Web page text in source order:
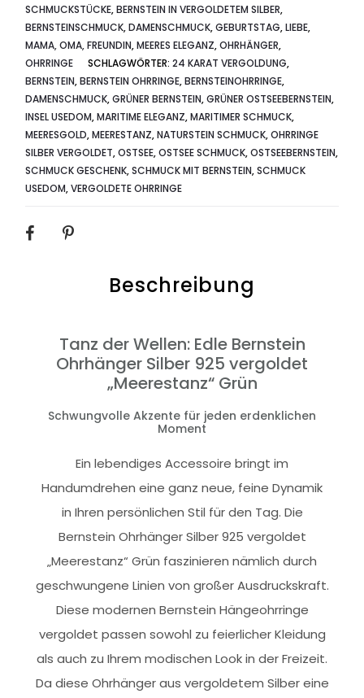
SCHMUCKSTÜCKE,BERNSTEIN IN VERGOLDETEM SILBER,
BERNSTEINSCHMUCK,DAMENSCHMUCK,GEBURTSTAG,LIEBE,
MAMA, OMA, FREUNDIN,MEERES ELEGANZ,OHRHÄNGER,
OHRRINGE
SCHLAGWÖRTER:24 KARAT VERGOLDUNG,
BERNSTEIN,BERNSTEIN OHRRINGE,BERNSTEINOHRRINGE,
DAMENSCHMUCK,GRÜNER BERNSTEIN,GRÜNER OSTSEEBERNSTEIN,
INSEL USEDOM,MARITIME ELEGANZ,MARITIMER SCHMUCK,
MEERESGOLD,MEERESTANZ,NATURSTEIN SCHMUCK,OHRRINGE
SILBER VERGOLDET,OSTSEE,OSTSEE SCHMUCK,OSTSEEBERNSTEIN,
SCHMUCK GESCHENK,SCHMUCK MIT BERNSTEIN,SCHMUCK
USEDOM,VERGOLDETE OHRRINGE
SHARE
Beschreibung
Tanz der Wellen: Edle Bernstein
Ohrhänger Silber 925 vergoldet
„Meerestanz“ Grün
Schwungvolle Akzente für jeden erdenklichen
Moment
Ein lebendiges Accessoire bringt im
Handumdrehen eine ganz neue, feine Dynamik
in Ihren persönlichen Stil für den Tag. Die
Bernstein Ohrhänger Silber 925 vergoldet
„Meerestanz“ Grün faszinieren nämlich durch
geschwungene Linien von großer Ausdruckskraft.
Diese modernen Bernstein Hängeohrringe
vergoldet passen sowohl zu feierlicher Kleidung
als auch zu Ihrem modischen Look in der Freizeit.
Da diese Ohrhänger aus vergoldetem Silber eine